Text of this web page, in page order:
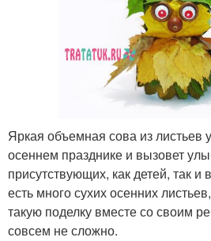
Яркая объемная сова из листьев
осеннем празднике и вызовет
присутствующих, как детей, так и
есть много сухих осенних
такую поделку вместе со своим
совсем не сложно.